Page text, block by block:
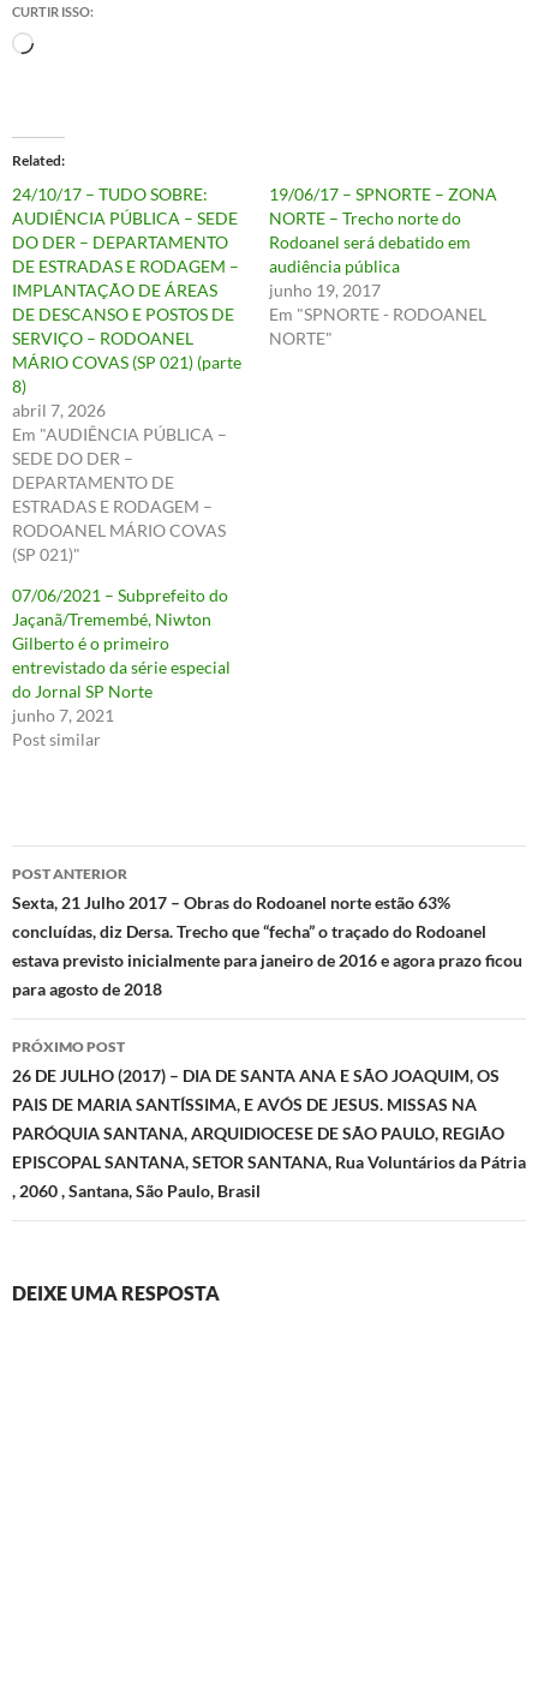
CURTIR ISSO:
Carregando...
Related
24/10/17 – TUDO SOBRE:
AUDIÊNCIA PÚBLICA – SEDE
DO DER – DEPARTAMENTO
DE ESTRADAS E RODAGEM –
IMPLANTAÇÃO DE ÁREAS
DE DESCANSO E POSTOS DE
SERVIÇO – RODOANEL
MÁRIO COVAS (SP 021) (parte
8)
abril 7, 2026
Em "AUDIÊNCIA PÚBLICA –
SEDE DO DER –
DEPARTAMENTO DE
ESTRADAS E RODAGEM –
RODOANEL MÁRIO COVAS
(SP 021)"
19/06/17 – SPNORTE – ZONA
NORTE – Trecho norte do
Rodoanel será debatido em
audiência pública
junho 19, 2017
Em "SPNORTE - RODOANEL
NORTE"
07/06/2021 – Subprefeito do
Jaçanã/Tremembé, Niwton
Gilberto é o primeiro
entrevistado da série especial
do Jornal SP Norte
junho 7, 2021
Post similar
Navegação
de
posts
POST ANTERIOR
Sexta, 21 Julho 2017 – Obras do Rodoanel norte estão 63%
concluídas, diz Dersa. Trecho que “fecha” o traçado do Rodoanel
estava previsto inicialmente para janeiro de 2016 e agora prazo ficou
para agosto de 2018
PRÓXIMO POST
26 DE JULHO (2017) – DIA DE SANTA ANA E SÃO JOAQUIM, OS
PAIS DE MARIA SANTÍSSIMA, E AVÓS DE JESUS. MISSAS NA
PARÓQUIA SANTANA, ARQUIDIOCESE DE SÃO PAULO, REGIÃO
EPISCOPAL SANTANA, SETOR SANTANA, Rua Voluntários da Pátria
, 2060 , Santana, São Paulo, Brasil
DEIXE UMA RESPOSTA